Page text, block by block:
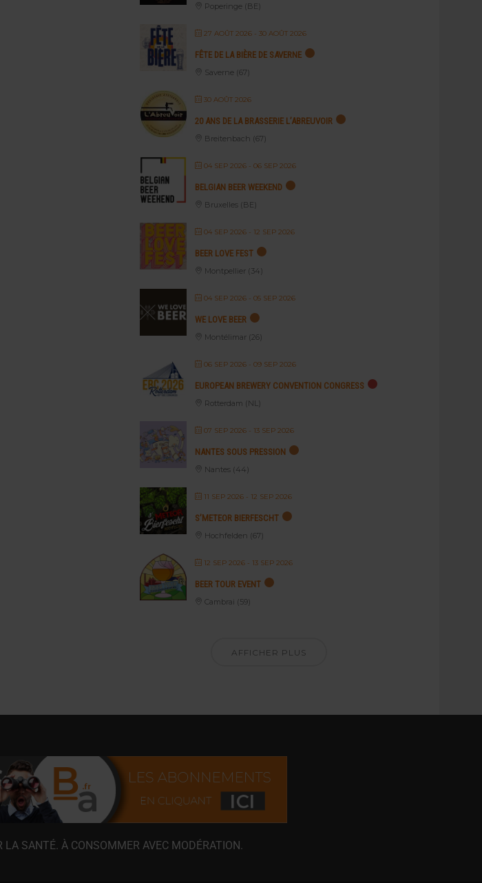
Poperinge (BE)
27 AOÛT 2026 - 30 AOÛT 2026
FÊTE DE LA BIÈRE DE SAVERNE
Saverne (67)
30 AOÛT 2026
20 ANS DE LA BRASSERIE L’ABREUVOIR
Breitenbach (67)
04 SEP 2026 - 06 SEP 2026
BELGIAN BEER WEEKEND
Bruxelles (BE)
04 SEP 2026 - 12 SEP 2026
BEER LOVE FEST
Montpellier (34)
04 SEP 2026 - 05 SEP 2026
WE LOVE BEER
Montélimar (26)
06 SEP 2026 - 09 SEP 2026
EUROPEAN BREWERY CONVENTION CONGRESS
Rotterdam (NL)
07 SEP 2026 - 13 SEP 2026
NANTES SOUS PRESSION
Nantes (44)
11 SEP 2026 - 12 SEP 2026
S’METEOR BIERFESCHT
Hochfelden (67)
12 SEP 2026 - 13 SEP 2026
BEER TOUR EVENT
Cambrai (59)
AFFICHER PLUS
LA SANTÉ. À CONSOMMER AVEC MODÉRATION.